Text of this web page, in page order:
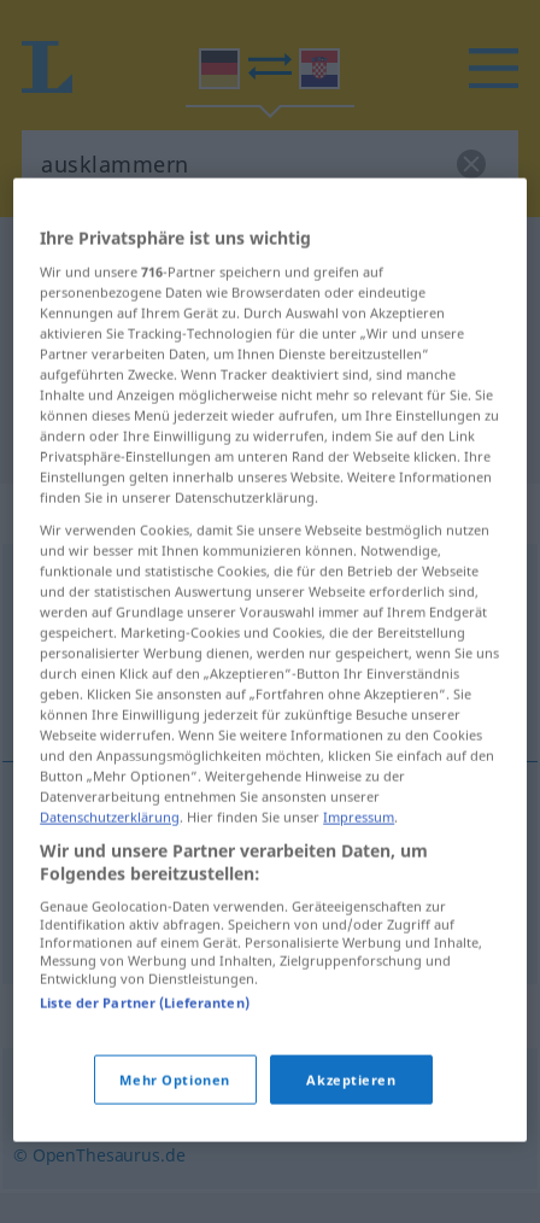
Deutsch-Kroatisch Wörterbuch
Deutsch-Kroatisch Übersetzung für
"ausklammern"
"ausklammern" Kroatisch
Übersetzung
„ausklammern“
ausklammern <trennb;-ge->
Übersicht aller Übersetzungen
(Für mehr Details die Übersetzung anklicken/antippen)
staviti van zagrade, ostaviti po strani
stavitivanzagrade ausklammern MATH
ostaviti(-vljati)postrani
berücksichtigen
Synonyme für "ausklammern"
heraushalten,ausschließen ausgrenzen,isolieren
© OpenThesaurus.de
Ihre Privatsphäre ist uns wichtig
Wir und unsere716-Partner speichern und greifen auf
personenbezogene Daten wie Browserdaten oder eindeutige
Kennungen auf Ihrem Gerät zu. Durch Auswahl von Akzeptieren
aktivieren Sie Tracking-Technologien für die unter „Wir und unsere
Partner verarbeiten Daten, um Ihnen Dienste bereitzustellen“
aufgeführten Zwecke. Wenn Tracker deaktiviert sind, sind manche
Inhalte und Anzeigen möglicherweise nicht mehr so relevant für Sie. Sie
können dieses Menü jederzeit wieder aufrufen, um Ihre Einstellungen zu
ändern oder Ihre Einwilligung zu widerrufen, indem Sie auf den Link
Privatsphäre-Einstellungen am unteren Rand der Webseite klicken. Ihre
Einstellungen gelten innerhalb unseres Website. Weitere Informationen
finden Sie in unserer Datenschutzerklärung.
Wir verwenden Cookies, damit Sie unsere Webseite bestmöglich nutzen
und wir besser mit Ihnen kommunizieren können. Notwendige,
funktionale und statistische Cookies, die für den Betrieb der Webseite
und der statistischen Auswertung unserer Webseite erforderlich sind,
werden auf Grundlage unserer Vorauswahl immer auf Ihrem Endgerät
gespeichert. Marketing-Cookies und Cookies, die der Bereitstellung
personalisierter Werbung dienen, werden nur gespeichert, wenn Sie uns
durch einen Klick auf den „Akzeptieren“-Button Ihr Einverständnis
geben. Klicken Sie ansonsten auf „Fortfahren ohne Akzeptieren“. Sie
können Ihre Einwilligung jederzeit für zukünftige Besuche unserer
Webseite widerrufen. Wenn Sie weitere Informationen zu den Cookies
und den Anpassungsmöglichkeiten möchten, klicken Sie einfach auf den
Button „Mehr Optionen“. Weitergehende Hinweise zu der
Datenverarbeitung entnehmen Sie ansonsten unserer
Datenschutzerklärung. Hier finden Sie unserImpressum.
Wir und unsere Partner verarbeiten Daten, um
Folgendes bereitzustellen:
Genaue Geolocation-Daten verwenden. Geräteeigenschaften zur
Identifikation aktiv abfragen. Speichern von und/oder Zugriff auf
Informationen auf einem Gerät. Personalisierte Werbung und Inhalte,
Messung von Werbung und Inhalten, Zielgruppenforschung und
Entwicklung von Dienstleistungen.
Liste der Partner (Lieferanten)
Mehr Optionen Akzeptieren